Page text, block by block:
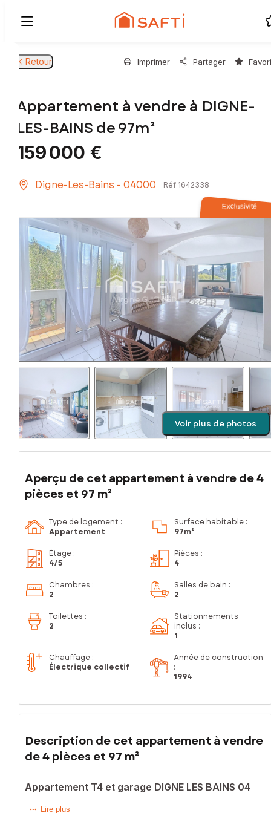
Retour Imprimer Partager
Appartement à vendre à DIGNE-
LES-BAINS de 97m²
159 000 €
Digne-Les-Bains - 04000 Réf 1642338
Exclusivité
Voir plus de photos
Aperçu de cet appartement à vendre de 4
pièces et 97 m²
Type de logement :
Appartement
Surface habitable :
97m²
Étage :
4/5
Pièces :
4
Chambres :
2
Salles de bain :
2
Toilettes :
2
Stationnements
inclus :
1
Chauffage :
Électrique collectif
Année de construction
:
1994
Description de cet appartement à vendre
de 4 pièces et 97 m²
Appartement T4 et garage DIGNE LES BAINS 04
A DIGNE LES BAINS, dans le quartier des Epinettes, à deux
Lire plus